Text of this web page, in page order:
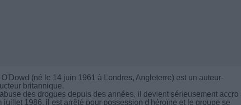
(né le 14 juin 1961 à Londres, Angleterre) est un auteur-
britannique.
des drogues depuis des années, il devient sérieusement accro
1986, il est arrêté pour possession d'héroïne et le groupe se